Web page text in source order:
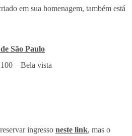
em sua homenagem, também está
São Paulo
– Bela vista
ingresso neste link, mas o